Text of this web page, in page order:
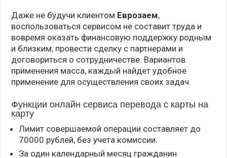
Даже не будучи клиентом Еврозаем,
воспользоваться сервисом не составит труда и
вовремя оказать финансовую поддержку родным
и близким, провести сделку с партнерами и
договориться о сотрудничестве. Вариантов
применения масса, каждый найдет удобное
применение для осуществления своих задач.
Функции онлайн сервиса перевода с карты на
карту
Лимит совершаемой операции составляет до
70000 рублей, без учета комиссии.
За один календарный месяц гражданин